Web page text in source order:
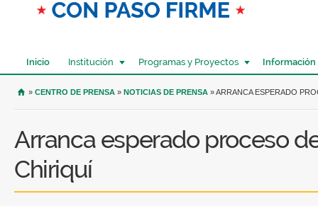
Inicio Institución Programas y Proyectos Información
USTED SE ENCUENTRA AQUÍ
» CENTRO DE PRENSA » NOTICIAS DE PRENSA » ARRANCA ESPERADO
Arranca esperado proceso
Chiriquí